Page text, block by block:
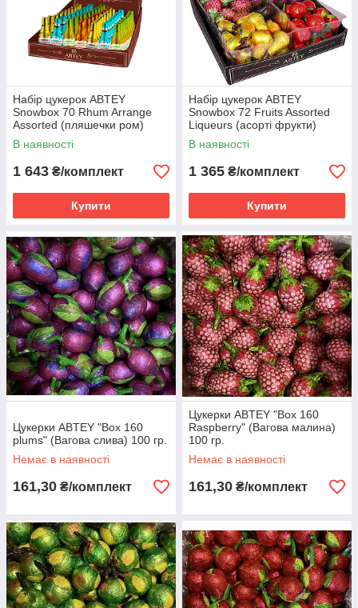
Види:Окрім класичного алкоголю, існують фруктові
лікери (груша, слива, малина) та м'ятні версії.
Подарунковий статус:
Часто позиціонуються як
елітні презенти до свят, наприклад, різдвяні адвент-
Набір цукерок ABTEY
Snowbox 70 Rhum Arrange
Assorted (пляшечки ром)
(851) уп. 910 гр.
В наявності
1 643 ₴/комплект
Купити
Набір цукерок ABTEY
Snowbox 72 Fruits Assorted
Liqueurs (асорті фрукти)
(660) уп. 720 гр.
В наявності
1 365 ₴/комплект
Купити
Цукерки ABTEY "Box 160
plums" (Вагова слива) 100 гр.
Немає в наявності
161,30 ₴/комплект
Цукерки ABTEY "Box 160
Raspberry" (Вагова малина)
100 гр.
Немає в наявності
161,30 ₴/комплект